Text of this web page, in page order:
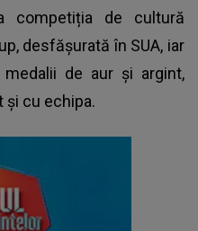
competiția de cultură
desfășurată în SUA, iar
de aur și argint,
și cu echipa.